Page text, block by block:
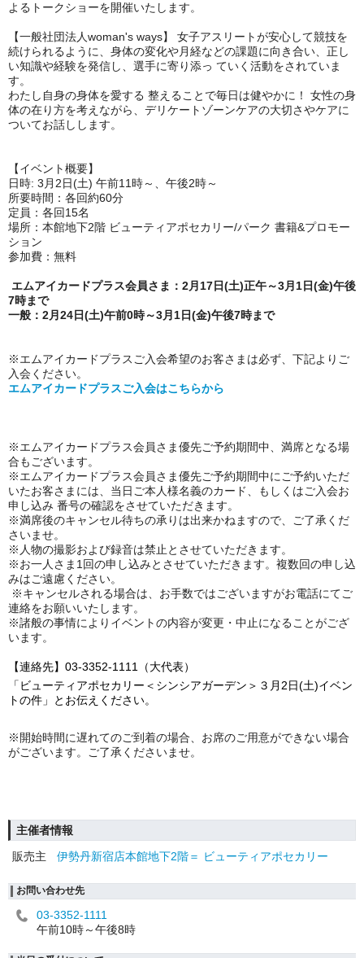
よるトークショーを開催いたします。
【一般社団法人woman's ways】 女子アスリートが安心して競技を
続けられるように、身体の変化や月経などの課題に向き合い、正し
い知識や経験を発信し、選手に寄り添っ ていく活動をされていま
す。
わたし自身の身体を愛する 整えることで毎日は健やかに！ 女性の身
体の在り方を考えながら、デリケートゾーンケアの大切さやケアに
ついてお話しします。
【イベント概要】
日時: 3⽉2⽇(土) 午前11時～、午後2時～
所要時間：各回約60分
定員：各回15名
場所：本館地下2階 ビューティアポセカリー/パーク 書籍&プロモー
ション
参加費：無料
エムアイカードプラス会員さま：2月17日(土)正午～3月1日(金)午後
7時まで
一般：2月24日(土)午前0時～3月1日(金)午後7時まで
※エムアイカードプラスご入会希望のお客さまは必ず、下記よりご
入会ください。
エムアイカードプラスご入会はこちらから
※エムアイカードプラス会員さま優先ご予約期間中、満席となる場
合もございます。
※エムアイカードプラス会員さま優先ご予約期間中にご予約いただ
いたお客さまには、当日ご本人様名義のカード、もしくはご入会お
申し込み 番号の確認をさせていただきます。
※満席後のキャンセル待ちの承りは出来かねますので、ご了承くだ
さいませ。
※人物の撮影および録音は禁止とさせていただきます。
※お一人さま1回の申し込みとさせていただきます。複数回の申し込
みはご遠慮ください。
※キャンセルされる場合は、お手数ではございますがお電話にてご
連絡をお願いいたします。
※諸般の事情によりイベントの内容が変更・中止になることがござ
います。
【連絡先】03-3352-1111（大代表）
「ビューティアポセカリー＜シンシアガーデン＞３月2日(土)イベン
トの件」とお伝えください。
※開始時間に遅れてのご到着の場合、お席のご用意ができない場合
がございます。ご了承くださいませ。
主催者情報
販売主
伊勢丹新宿店本館地下2階＝ ビューティアポセカリー
お問い合わせ先
03-3352-1111
午前10時～午後8時